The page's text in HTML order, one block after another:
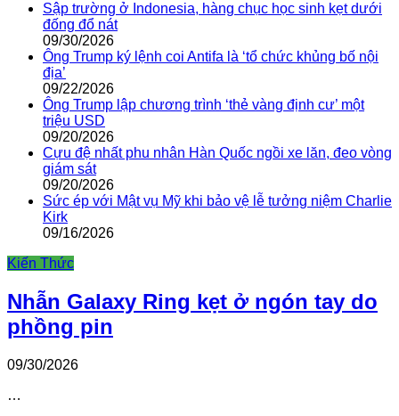
Sập trường ở Indonesia, hàng chục học sinh kẹt dưới
đống đổ nát
09/30/2026
Ông Trump ký lệnh coi Antifa là ‘tổ chức khủng bố nội
địa’
09/22/2026
Ông Trump lập chương trình ‘thẻ vàng định cư’ một
triệu USD
09/20/2026
Cựu đệ nhất phu nhân Hàn Quốc ngồi xe lăn, đeo vòng
giám sát
09/20/2026
Sức ép với Mật vụ Mỹ khi bảo vệ lễ tưởng niệm Charlie
Kirk
09/16/2026
Kiến Thức
Nhẫn Galaxy Ring kẹt ở ngón tay do
phồng pin
09/30/2026
…